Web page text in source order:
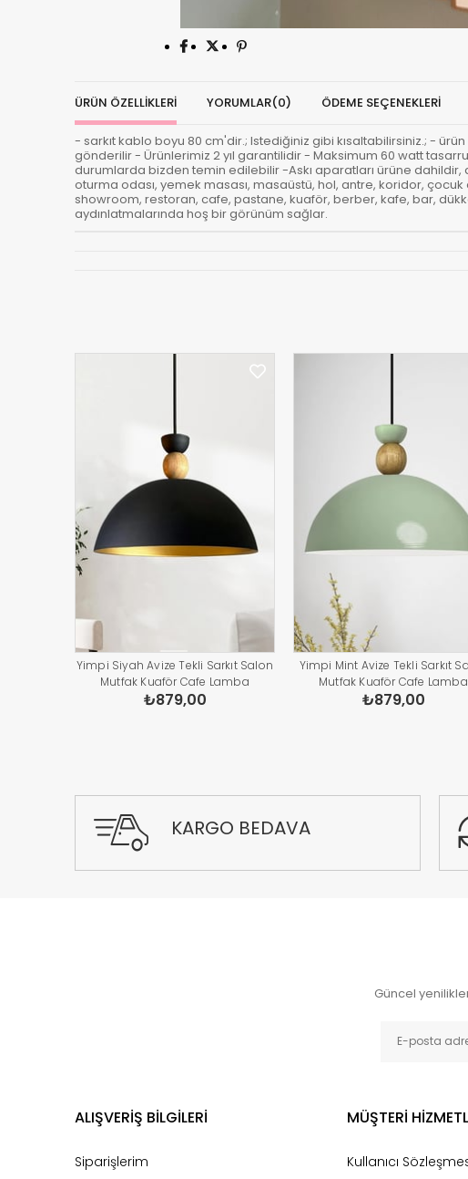
ÜRÜN ÖZELLIKLERI YORUMLAR(0) ÖDEME SEÇENEKLERI
- sarkıt kablo boyu 80 cm'dir.; Istediğiniz gibi kısaltabilirsiniz.; -
gönderilir - Ürünlerimiz 2 yıl garantilidir - Maksimum 60 watt
durumlarda bizden temin edilebilir -Askı aparatları ürüne
oturma odası, yemek masası, masaüstü, hol, antre, koridor,
showroom, restoran, cafe, pastane, kuaför, berber, kafe, bar,
aydınlatmalarında hoş bir görünüm sağlar.
Yimpi Siyah Avize Tekli Sarkıt Salon
Mutfak Kuaför Cafe Lamba
Dekoratif Aydınlatma Pastane
₺879,00
Yimpi Mint Avize Tekli Sarkıt
Mutfak Kuaför Cafe Lamba
Dekoratif Aydınlatma
₺879,00
KARGO BEDAVA
Güncel
ALIŞVERİŞ BİLGİLERİ
Siparişlerim
MÜŞTERİ
Kullanıcı